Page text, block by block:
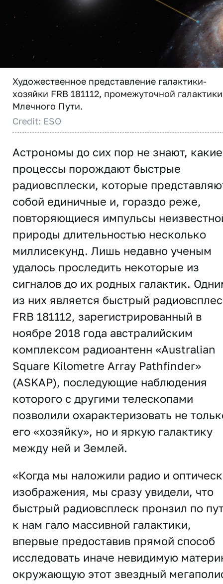
Художественное представление галактики-
хозяйки FRB 181112, промежуточной
Млечного Пути.
Credit: ESO
Астрономы до сих пор не знают, какие
процессы порождают быстрые
радиовсплески, которые
собой единичные и, гораздо реже,
повторяющиеся импульсы
природы длительностью несколько
миллисекунд. Лишь недавно ученым
удалось проследить некоторые из
сигналов до их родных галактик.
из них является быстрый
FRB 181112, зарегистрированный в
ноябре 2018 года австралийским
комплексом радиоантенн «Australian
Square Kilometre Array Pathfinder»
(ASKAP), последующие наблюдения
которого с другими телескопами
позволили охарактеризовать не
его «хозяйку», но и яркую галактику
между ней и Землей.
«Когда мы наложили радио и
изображения, мы сразу увидели, что
быстрый радиовсплеск пронзил по
к нам гало массивной галактики,
впервые предоставив прямой способ
исследовать иначе невидимую
окружающую этот звездный